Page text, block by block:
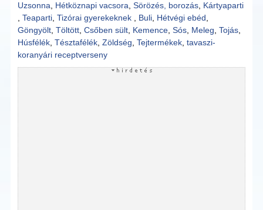
Uzsonna
Hétköznapi vacsora ,Sörözés, borozás Kártyaparti
,Teaparti ,Tizórai gyerekeknek Buli Hétvégi ebéd
Göngyölt ,Töltött ,Csőben sült Kemence ,Sós Meleg ,Tojás
Húsfélék ,Tésztafélék ,Zöldség ,Tejtermékek ,tavaszi-
koranyári receptverseny